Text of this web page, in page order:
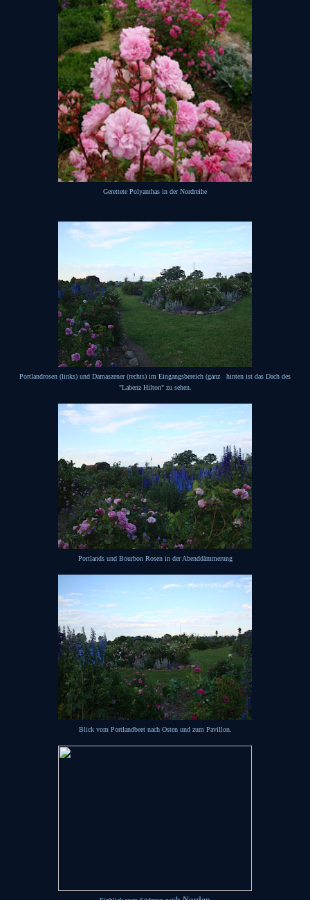
Gerettete Polyanthas in der Nordreihe
Portlandrosen (links) und Damaszener (rechts) im Eingangsbereich (ganz hinten ist das Dach des
"Labenz Hilton" zu sehen.
Portlands und Bourbon Rosen in der Abenddämmerung
Blick vom Portlandbeet nach Osten und zum Pavillon.